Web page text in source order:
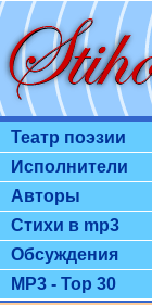
Театр поэзии
Исполнители
Авторы
Стихи в mp3
Обсуждения
MP3 - Top 30